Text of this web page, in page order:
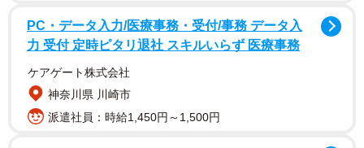
PC・データ入力/医療事務・受付/事務 データ入
力 受付 定時ピタリ退社 スキルいらず 医療事務
ケアゲート株式会社
神奈川県 川崎市
派遣社員：時給1,450円～1,500円